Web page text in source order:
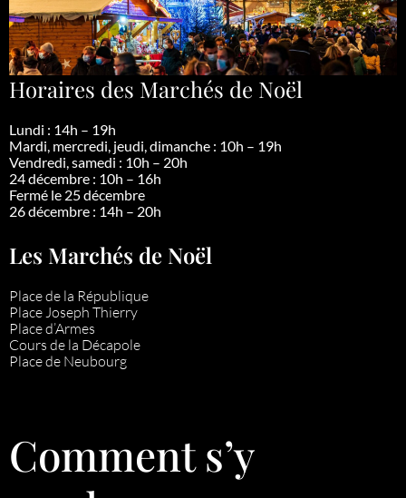
Horaires des Marchés de Noël
Lundi : 14h – 19h
Mardi, mercredi, jeudi, dimanche : 10h – 19h
Vendredi, samedi : 10h – 20h
24 décembre : 10h – 16h
Fermé le 25 décembre
26 décembre : 14h – 20h
Les Marchés de Noël
Place de la République
Place Joseph Thierry
Place d’Armes
Cours de la Décapole
Place de Neubourg
Comment s’y